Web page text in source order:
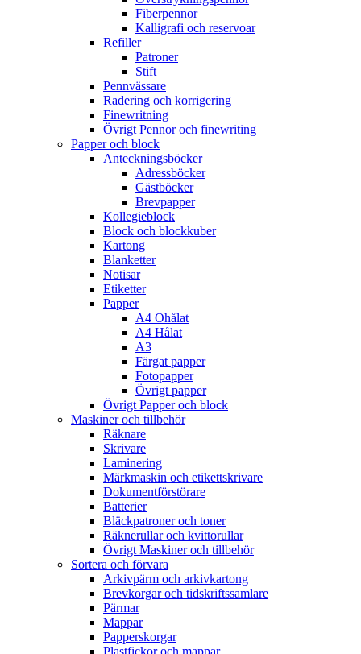
Fiberpennor
Kalligrafi och reservoar
Refiller
Patroner
Stift
Pennvässare
Radering och korrigering
Finewritning
Övrigt Pennor och finewriting
Papper och block
Anteckningsböcker
Adressböcker
Gästböcker
Brevpapper
Kollegieblock
Block och blockkuber
Kartong
Blanketter
Notisar
Etiketter
Papper
A4 Ohålat
A4 Hålat
A3
Färgat papper
Fotopapper
Övrigt papper
Övrigt Papper och block
Maskiner och tillbehör
Räknare
Skrivare
Laminering
Märkmaskin och etikettskrivare
Dokumentförstörare
Batterier
Bläckpatroner och toner
Räknerullar och kvittorullar
Övrigt Maskiner och tillbehör
Sortera och förvara
Arkivpärm och arkivkartong
Brevkorgar och tidskriftssamlare
Pärmar
Mappar
Papperskorgar
Plastfickor och mappar